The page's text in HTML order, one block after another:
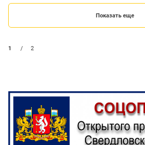
Показать еще
1 / 2